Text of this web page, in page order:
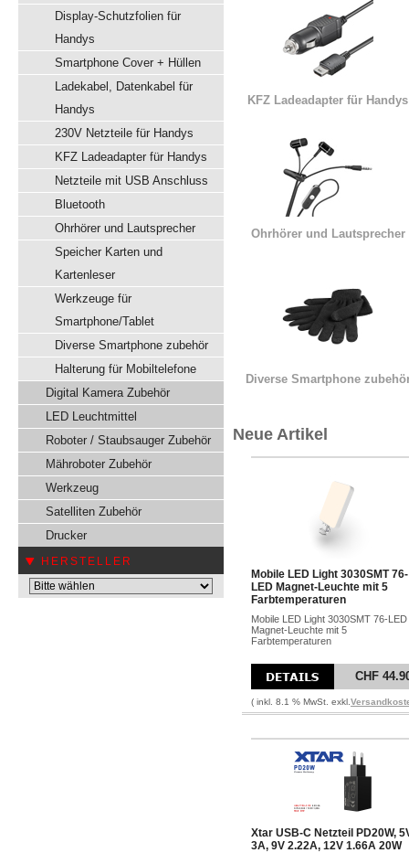
Display-Schutzfolien für
Handys
Smartphone Cover + Hüllen
Ladekabel, Datenkabel für
Handys
230V Netzteile für Handys
KFZ Ladeadapter für Handys
Netzteile mit USB Anschluss
Bluetooth
Ohrhörer und Lautsprecher
Speicher Karten und
Kartenleser
Werkzeuge für
Smartphone/Tablet
Diverse Smartphone zubehör
Halterung für Mobiltelefone
Digital Kamera Zubehör
LED Leuchtmittel
Roboter / Staubsauger Zubehör
Mähroboter Zubehör
Werkzeug
Satelliten Zubehör
Drucker
HERSTELLER
KFZ Ladeadapter für Handys
Ohrhörer und Lautsprecher
Diverse Smartphone
Neue Artikel
Mobile LED Light 3030SMT 76-
LED Magnet-Leuchte mit 5
Farbtemperaturen
Mobile LED Light 3030SMT 76-LED
Magnet-Leuchte mit 5
Farbtemperaturen
CHF
( inkl. 8.1 % MwSt. exkl.
Xtar USB-C Netzteil PD20W,
3A, 9V 2.22A, 12V 1.66A 20W